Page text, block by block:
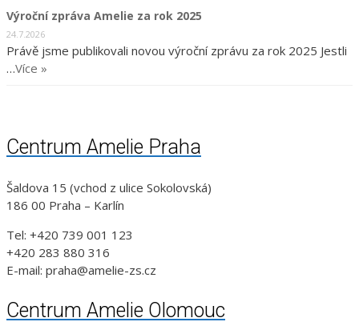
Výroční zpráva Amelie za rok 2025
24.7.2026
Právě jsme publikovali novou výroční zprávu za rok 2025 Jestli
…Více »
Centrum Amelie Praha
Šaldova 15 (vchod z ulice Sokolovská)
186 00 Praha – Karlín
Tel: +420 739 001 123
+420 283 880 316
E-mail: praha@amelie-zs.cz
Centrum Amelie Olomouc